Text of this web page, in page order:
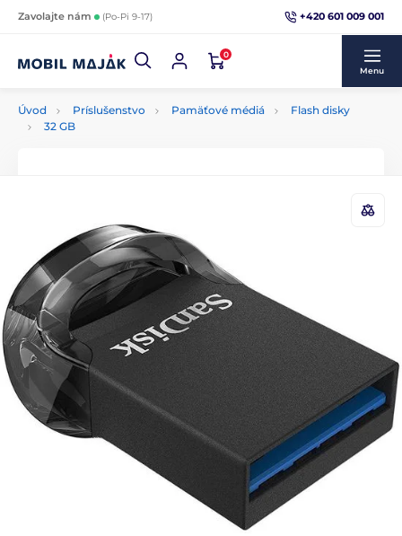
Zavolajte nám (Po-Pi 9-17) +420 601 009 001
0
Menu
Úvod Príslušenstvo Pamäťové médiá
Flash disky
32 GB